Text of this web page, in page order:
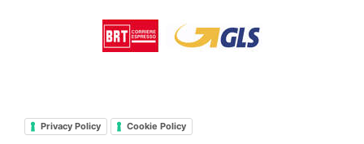
Privacy Policy Cookie Policy